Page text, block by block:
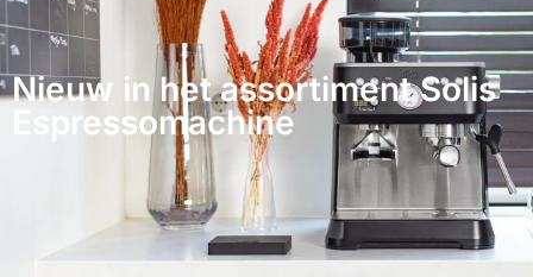
Nieuw in het assortiment Solis
Espressomachine